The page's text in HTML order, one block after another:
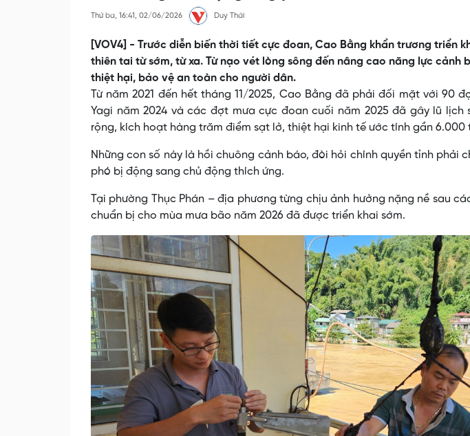
Thứ ba, 16:41, 02/06/2026 Duy Thái
[VOV4] - Trước diễn biến thời tiết cực đoan, Cao Bằng khẩn trương triển
thiên tai từ sớm, từ xa. Từ nạo vét lòng sông đến nâng cao năng lực cảnh
thiệt hại, bảo vệ an toàn cho người dân.
Từ năm 2021 đến hết tháng 11/2025, Cao Bằng đã phải đối mặt với 90
Yagi năm 2024 và các đợt mưa cực đoan cuối năm 2025 đã gây lũ lịch
rộng, kích hoạt hàng trăm điểm sạt lở, thiệt hại kinh tế ước tính gần 6.000
Những con số này là hồi chuông cảnh báo, đòi hỏi chính quyền tỉnh phải
phó bị động sang chủ động thích ứng.
Tại phường Thục Phán – địa phương từng chịu ảnh hưởng nặng nề sau
chuẩn bị cho mùa mưa bão năm 2026 đã được triển khai sớm.